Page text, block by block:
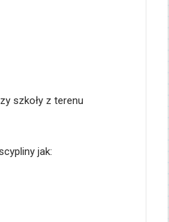
szkoły z terenu
jak: